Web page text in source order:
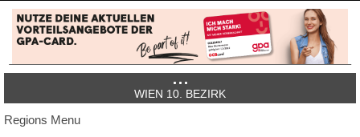
WIEN 10. BEZIRK
Regions Menu